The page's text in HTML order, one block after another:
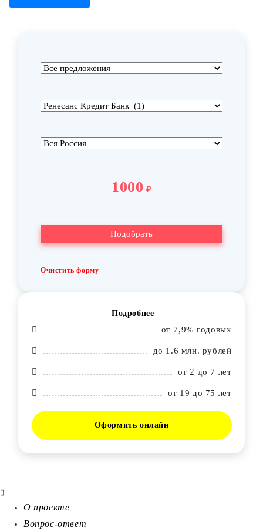
1000 ₽
Очистить форму
Подробнее
от 7,9% годовых
до 1.6 млн. рублей
от 2 до 7 лет
от 19 до 75 лет
Оформить онлайн
О проекте
Вопрос-ответ